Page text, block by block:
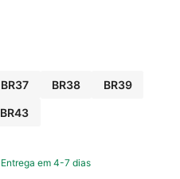
BR37 BR38 BR39
BR43
Entrega em 4-7 dias